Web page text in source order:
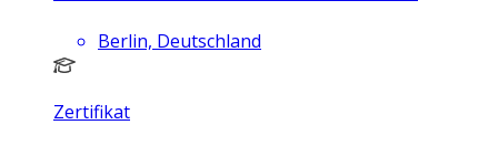
Berlin, Deutschland
Zertifikat